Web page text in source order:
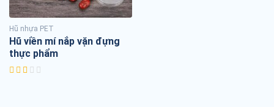
Hũ nhựa PET
Hũ viền mí nắp vặn đựng
thực phẩm